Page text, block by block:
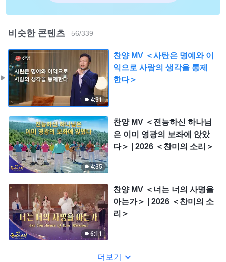
비슷한 콘텐츠 56/339
4:31
찬양 MV ＜사탄은 명예와 이
익으로 사람의 생각을 통제
한다＞
4:35
찬양 MV ＜전능하신 하나님
은 이미 영광의 보좌에 앉았
다＞ | 2026 ＜찬미의 소리＞
6:11
찬양 MV ＜너는 너의 사명을
아는가＞ | 2026 ＜찬미의 소
리＞
더보기